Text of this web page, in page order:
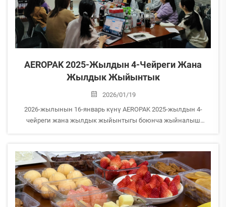
AEROPAK 2025-Жылдын 4-Чейреги Жана
Жылдык Жыйынтык
2026/01/19
2026-жылынын 16-январь күнү AEROPAK 2025-жылдын 4-
чейреги жана жылдык жыйынтыгы боюнча жыйналыш
танытуу, Жөнөтүү жана Сатып алуу кабыл алуу киргизилген ар
кандай бизнестик колдоо бөлүмдөрүнүн барактары менен
башталды. &lt...